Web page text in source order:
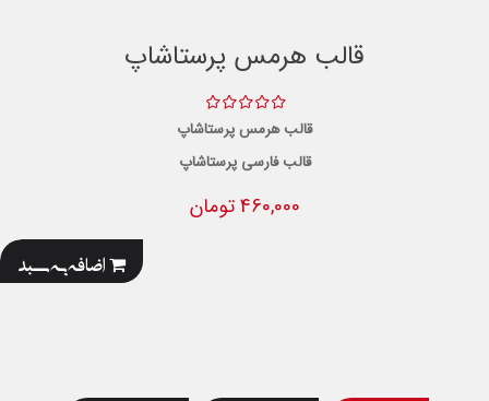
قالب هرمس پرستاشاپ
قالب هرمس پرستاشاپ
قالب فارسی پرستاشاپ
460,000 تومان
اضافه به سبد